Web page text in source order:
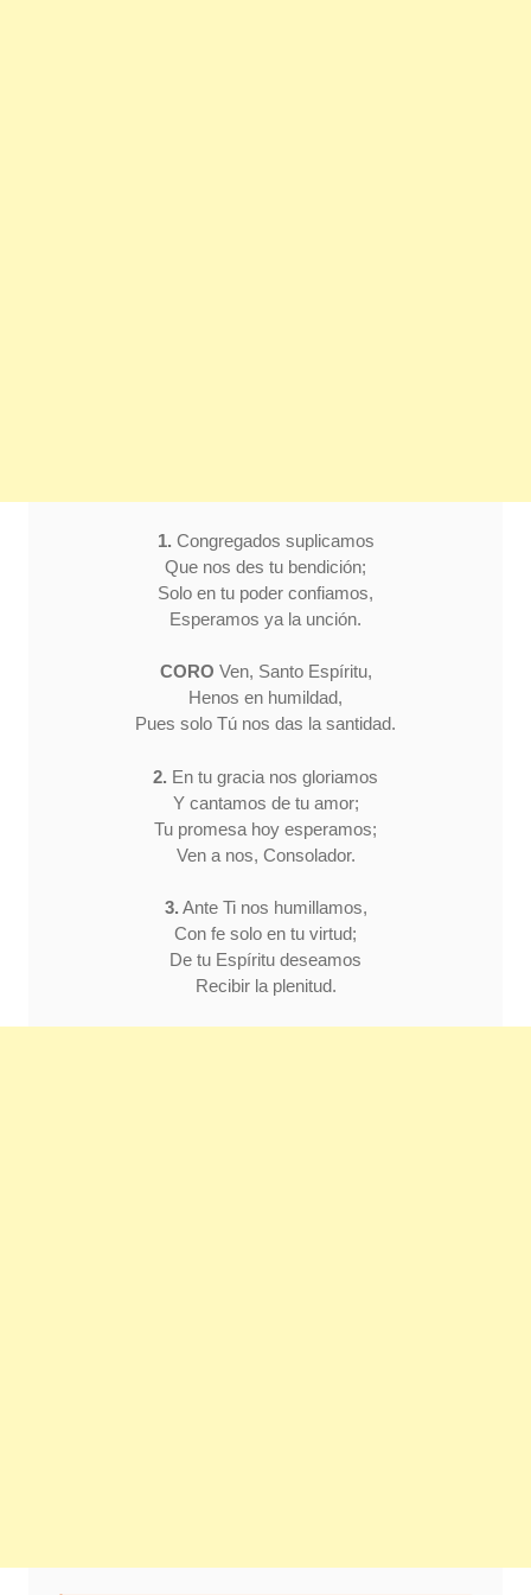
1. Congregados suplicamos
Que nos des tu bendición;
Solo en tu poder confiamos,
Esperamos ya la unción.
CORO Ven, Santo Espíritu,
Henos en humildad,
Pues solo Tú nos das la santidad.
2. En tu gracia nos gloriamos
Y cantamos de tu amor;
Tu promesa hoy esperamos;
Ven a nos, Consolador.
3. Ante Ti nos humillamos,
Con fe solo en tu virtud;
De tu Espíritu deseamos
Recibir la plenitud.